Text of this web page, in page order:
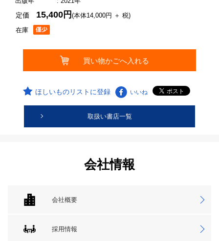
在庫
定価 15,400円(本体14,000円 ＋ 税)
ほしいものリストに登録 いいね
取扱い書店一覧
会社情報
会社概要
採用情報